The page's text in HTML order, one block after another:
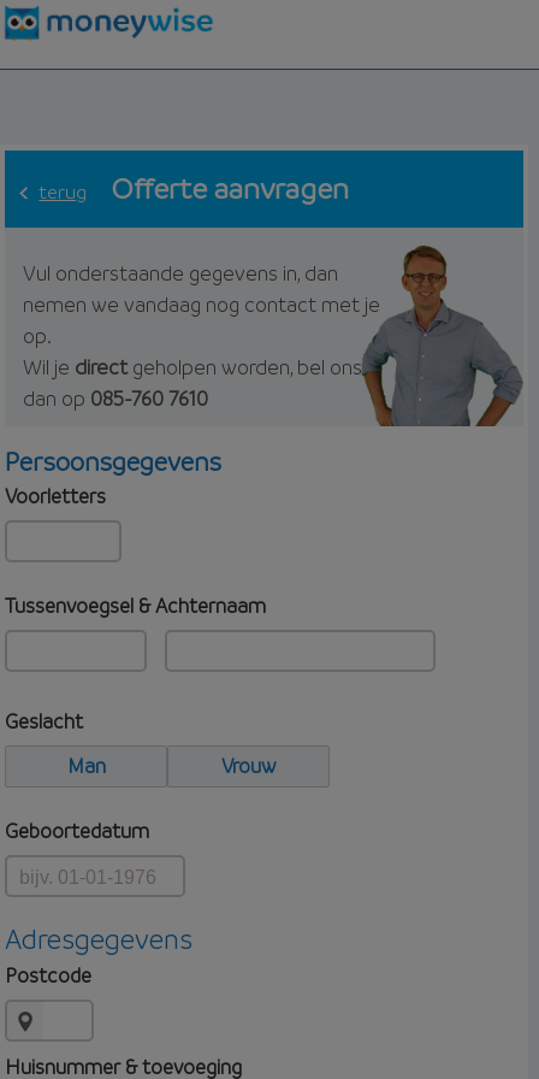
terug Offerte aanvragen
Vul onderstaande gegevens in, dan
nemen we vandaag nog contact met je
op.
Wil je directgeholpen worden, bel ons
dan op 085-760 7610
Persoonsgegevens
Voorletters
Tussenvoegsel & Achternaam
Geslacht
Man
Vrouw
Geboortedatum
Adresgegevens
Postcode
Huisnummer & toevoeging